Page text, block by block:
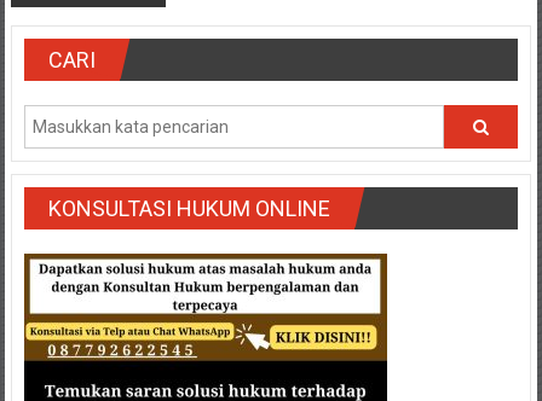
CARI
KONSULTASI HUKUM ONLINE